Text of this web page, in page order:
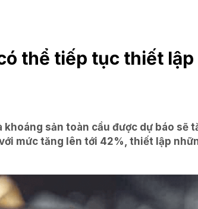
thể tiếp tục thiết
sản toàn cầu được dự báo sẽ
mức tăng lên tới 42%, thiết lập